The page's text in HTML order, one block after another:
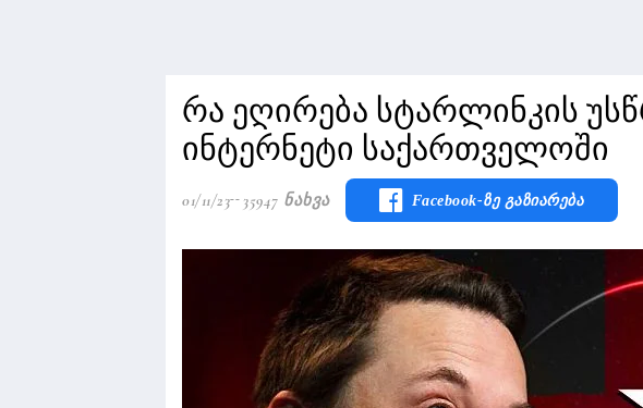
რა ეღირება სტარლინკის
ინტერნეტი საქართველოში
01/11/23 35947 Ნახვა Facebook-Ზე Გაზიარება